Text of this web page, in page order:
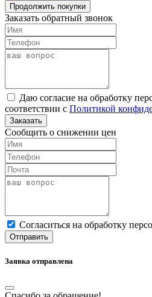
Продолжить покупки
Заказать обратный звонок
Даю согласие на обработку
соответствии с Политикой
Заказать
Сообщить о снижении цен
Cогласиться на обработку
Отправить
Заявка отправлена